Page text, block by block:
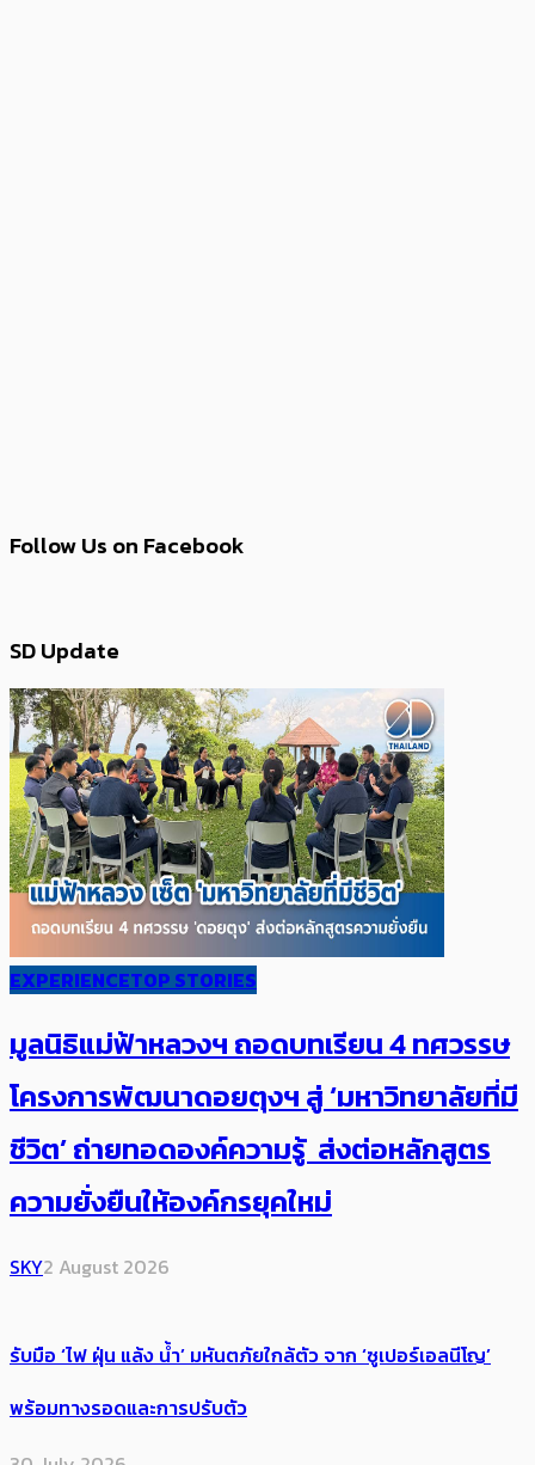
Follow Us on Facebook
SD Update
EXPERIENCETOP STORIES
มูลนิธิแม่ฟ้าหลวงฯ ถอดบทเรียน 4 ทศวรรษ
โครงการพัฒนาดอยตุงฯ สู่ ‘มหาวิทยาลัยที่มี
ชีวิต’ ถ่ายทอดองค์ความรู้ ส่งต่อหลักสูตร
ความยั่งยืนให้องค์กรยุคใหม่
SKY2 August 2026
รับมือ ‘ไฟ ฝุ่น แล้ง น้ำ’ มหันตภัยใกล้ตัว จาก ‘ซูเปอร์เอลนีโญ’
พร้อมทางรอดและการปรับตัว